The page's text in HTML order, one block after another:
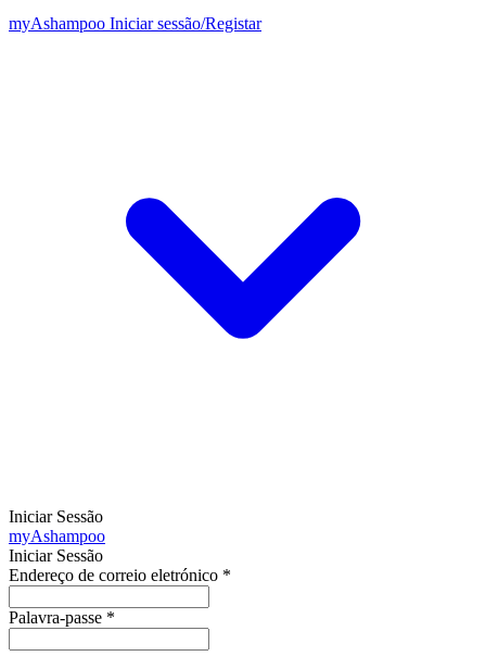
myAshampoo Iniciar sessão/Registar
Iniciar Sessão
myAshampoo
Iniciar Sessão
Endereço de correio eletrónico *
Palavra-passe *